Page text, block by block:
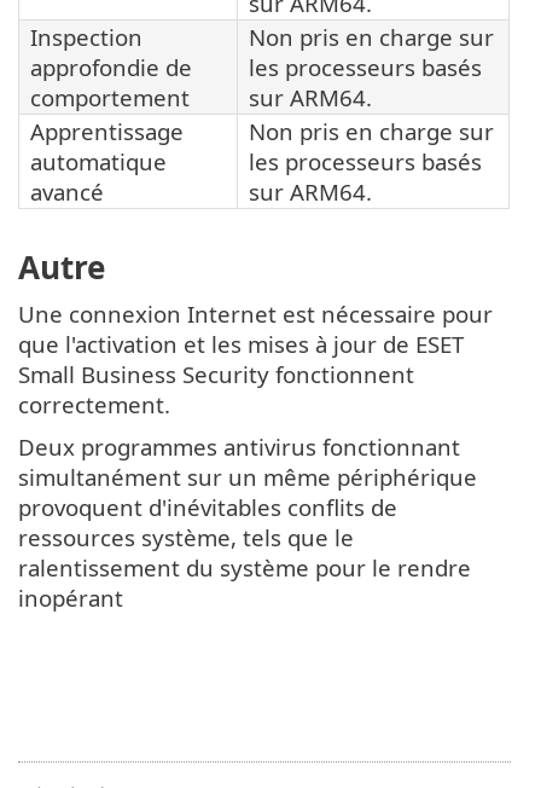
Inspection
approfondie de
comportement
Non pris en charge sur
les processeurs basés
sur ARM64.
Apprentissage
automatique
avancé
Non pris en charge sur
les processeurs basés
sur ARM64.
Autre
Une connexion Internet est nécessaire pour
que l'activation et les mises à jour de ESET
Small Business Security fonctionnent
correctement.
Deux programmes antivirus fonctionnant
simultanément sur un même périphérique
provoquent d'inévitables conflits de
ressources système, tels que le
ralentissement du système pour le rendre
inopérant